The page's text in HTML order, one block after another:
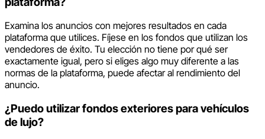
Examina los anuncios con mejores resultados en cada
plataforma que utilices. Fíjese en los fondos que utilizan los
vendedores de éxito. Tu elección no tiene por qué ser
exactamente igual, pero si eliges algo muy diferente a las
normas de la plataforma, puede afectar al rendimiento del
anuncio.
¿Puedo utilizar fondos exteriores para vehículos
de lujo?